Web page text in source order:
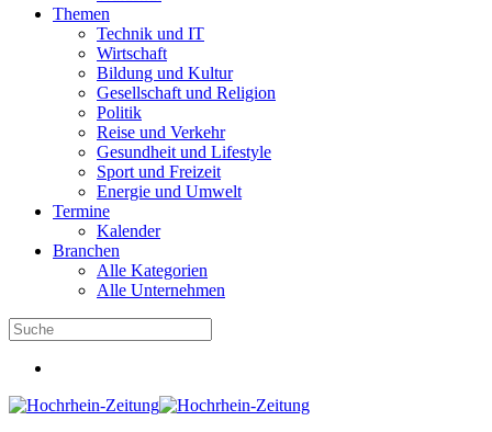
Themen
Technik und IT
Wirtschaft
Bildung und Kultur
Gesellschaft und Religion
Politik
Reise und Verkehr
Gesundheit und Lifestyle
Sport und Freizeit
Energie und Umwelt
Termine
Kalender
Branchen
Alle Kategorien
Alle Unternehmen